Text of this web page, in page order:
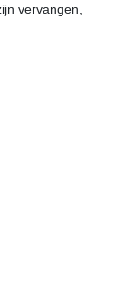
vervangen,